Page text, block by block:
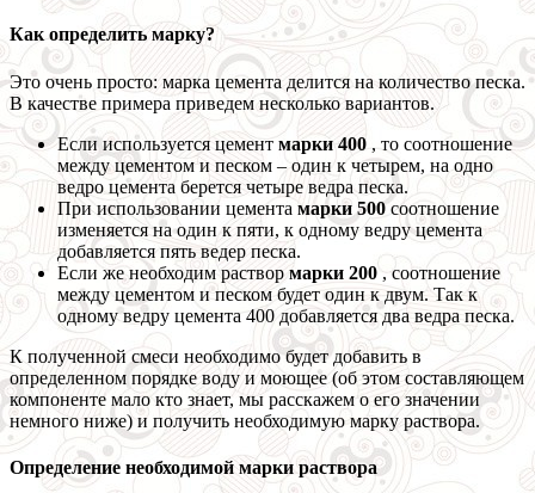
Как определить марку?
Это очень просто: марка цемента делится на количество песка.
В качестве примера приведем несколько вариантов.
Если используется цемент марки 400 , то соотношение
между цементом и песком – один к четырем, на одно
ведро цемента берется четыре ведра песка.
При использовании цемента марки 500соотношение
изменяется на один к пяти, к одному ведру цемента
добавляется пять ведер песка.
Если же необходим раствор марки 200 , соотношение
между цементом и песком будет один к двум. Так к
одному ведру цемента 400 добавляется два ведра песка.
К полученной смеси необходимо будет добавить в
определенном порядке воду и моющее (об этом составляющем
компоненте мало кто знает, мы расскажем о его значении
немного ниже) и получить необходимую марку раствора.
Определение необходимой марки раствора